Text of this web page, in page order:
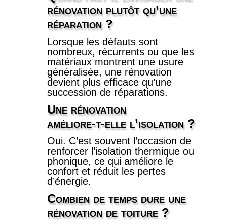
rénovation plutôt qu’une
réparation ?
Lorsque les défauts sont
nombreux, récurrents ou que les
matériaux montrent une usure
généralisée, une rénovation
devient plus efficace qu’une
succession de réparations.
Une rénovation
améliore‑t‑elle l’isolation ?
Oui. C’est souvent l’occasion de
renforcer l’isolation thermique ou
phonique, ce qui améliore le
confort et réduit les pertes
d’énergie.
Combien de temps dure une
rénovation de toiture ?